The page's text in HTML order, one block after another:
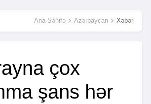
Ana Səhifə Azərbaycan Xəbər
çox
şans hər